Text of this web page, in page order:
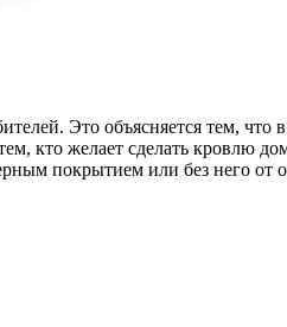
Это объясняется тем, что
кто желает сделать кровлю
покрытием или без него от